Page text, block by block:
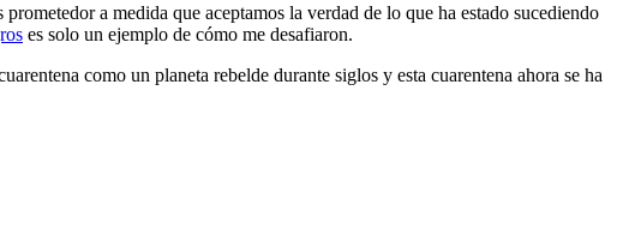
a medida que aceptamos la verdad de lo que ha estado sucediendo
es solo un ejemplo de cómo me desafiaron.
como un planeta rebelde durante siglos y esta cuarentena ahora se ha